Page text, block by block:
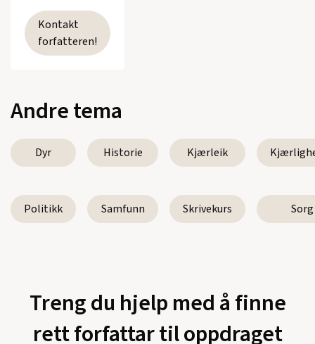
Kontakt
forfatteren!
Andre tema
Dyr Historie Kjærleik
Politikk Samfunn Skrivekurs Sorg
Treng du hjelp med å finne
rett forfattar til oppdraget